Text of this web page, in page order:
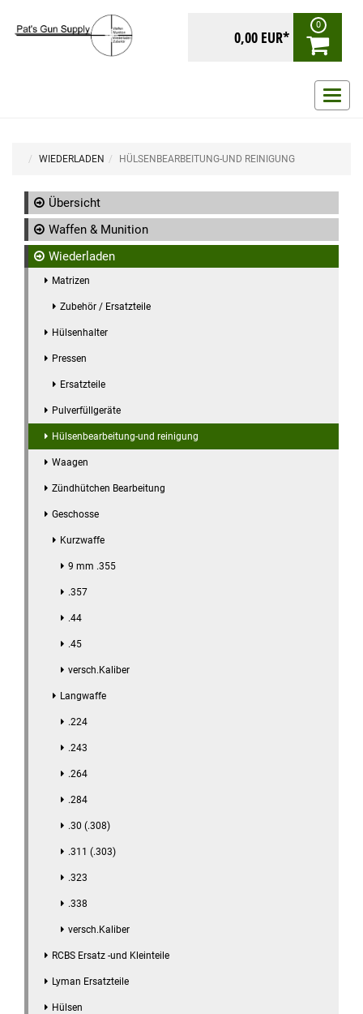
0,00 EUR*
0
ein-/
WIEDERLADEN HÜLSENBEARBEITUNG-UND REINIGUNG
Übersicht
Waffen & Munition
Wiederladen
Matrizen
Zubehör / Ersatzteile
Hülsenhalter
Pressen
Ersatzteile
Pulverfüllgeräte
Hülsenbearbeitung-und reinigung
Waagen
Zündhütchen Bearbeitung
Geschosse
Kurzwaffe
9 mm .355
.357
.44
.45
versch.Kaliber
Langwaffe
.224
.243
.264
.284
.30 (.308)
.311 (.303)
.323
.338
versch.Kaliber
RCBS Ersatz -und Kleinteile
Lyman Ersatzteile
Hülsen